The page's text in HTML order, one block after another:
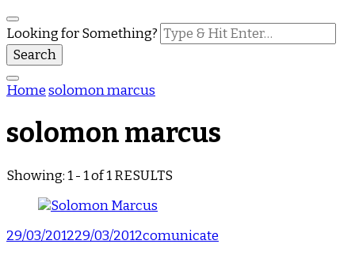
Looking for Something?
Homesolomon marcus
solomon marcus
Showing: 1 - 1 of 1 RESULTS
29/03/201229/03/2012comunicate